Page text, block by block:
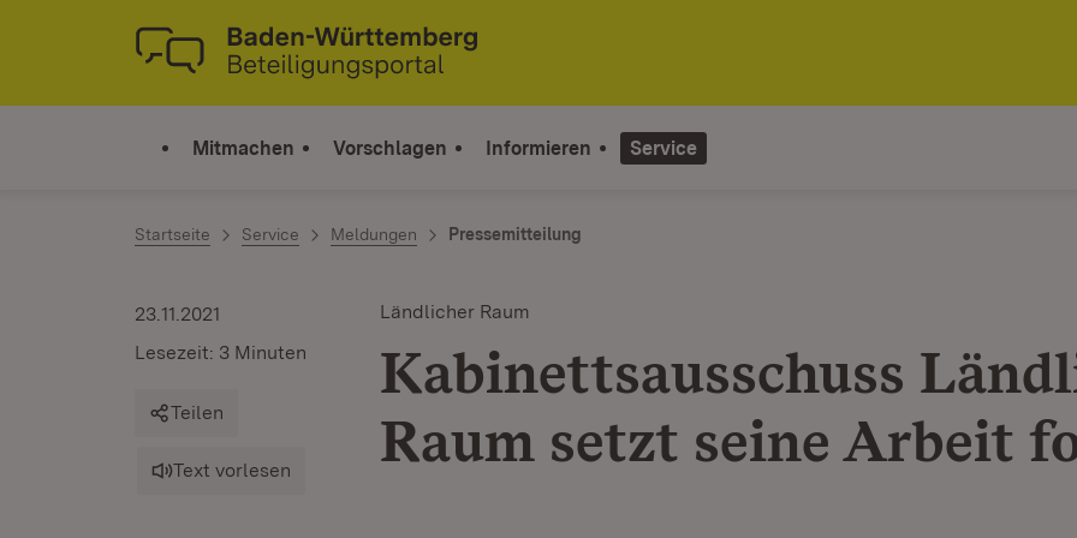
Zum Inhalt springen
Link zur Startseite
Mitmachen Vorschlagen Informieren Service
Startseite Service Meldungen Pressemitteilung
Ländlicher Raum
Kabinettsausschuss
Raum setzt seine Arbeit
23.11.2021
Lesezeit: 3 Minuten
Teilen
Text vorlesen